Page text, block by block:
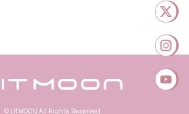
© LITMOON All Rights Reserved.